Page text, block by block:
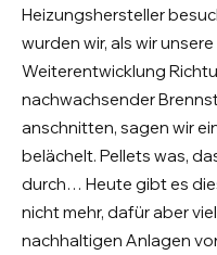
Heizungshersteller
wurden wir, als wir unsere
Weiterentwicklung
nachwachsender
anschnitten, sagen wir
belächelt. Pellets was,
durch… Heute gibt es
nicht mehr, dafür aber
nachhaltigen Anlagen